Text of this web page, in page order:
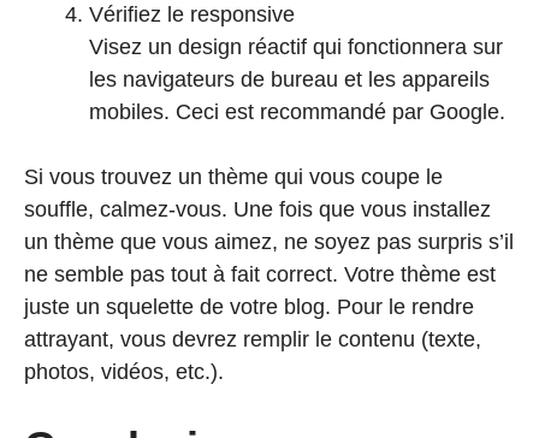
Vérifiez le responsive
Visez un design réactif qui fonctionnera sur
les navigateurs de bureau et les appareils
mobiles. Ceci est recommandé par Google.
Si vous trouvez un thème qui vous coupe le
souffle, calmez-vous. Une fois que vous installez
un thème que vous aimez, ne soyez pas surpris s’il
ne semble pas tout à fait correct. Votre thème est
juste un squelette de votre blog. Pour le rendre
attrayant, vous devrez remplir le contenu (texte,
photos, vidéos, etc.).